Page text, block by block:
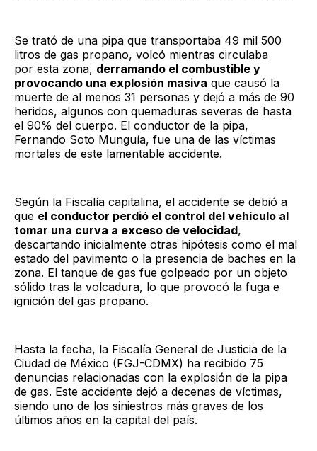
Se trató de una pipa que transportaba 49 mil 500
litros de gas propano, volcó mientras circulaba
por esta zona, derramando el combustible y
provocando una explosión masiva que causó la
muerte de al menos 31 personas y dejó a más de 90
heridos, algunos con quemaduras severas de hasta
el 90% del cuerpo. El conductor de la pipa,
Fernando Soto Munguía, fue una de las víctimas
mortales de este lamentable accidente.
Según la Fiscalía capitalina, el accidente se debió a
que el conductor perdió el control del vehículo al
tomar una curva a exceso de velocidad,
descartando inicialmente otras hipótesis como el mal
estado del pavimento o la presencia de baches en la
zona. El tanque de gas fue golpeado por un objeto
sólido tras la volcadura, lo que provocó la fuga e
ignición del gas propano.
Hasta la fecha, la Fiscalía General de Justicia de la
Ciudad de México (FGJ-CDMX) ha recibido 75
denuncias relacionadas con la explosión de la pipa
de gas. Este accidente dejó a decenas de víctimas,
siendo uno de los siniestros más graves de los
últimos años en la capital del país.